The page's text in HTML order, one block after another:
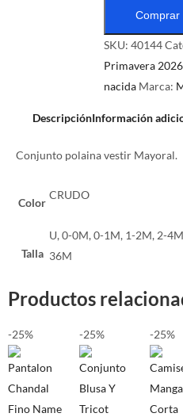
Comprar
SKU: 40144
Primavera 2026
nacida Marca:
DescripciónInformación
Conjunto polaina vestir Mayoral.
Color
CRUDO
Talla
U, 0-0M, 0-1M, 1-2M, 2-
36M
Productos
-25% -25% -25%